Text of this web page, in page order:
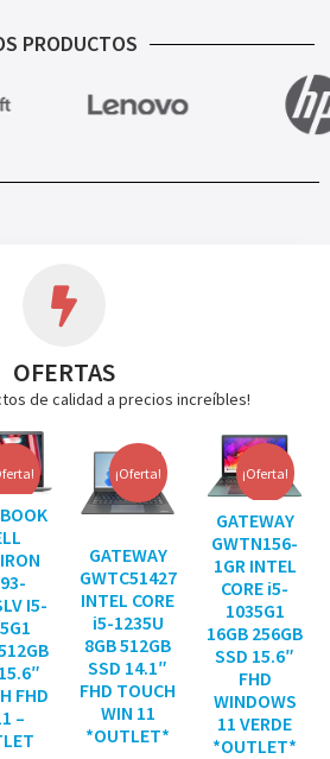
PRODUCTOS
OFERTAS
de calidad a precios increíbles!
I5-
FHD
–
¡Oferta!
GATEWAY
GWTC51427
INTEL CORE
i5-1235U
8GB 512GB
SSD 14.1″
FHD TOUCH
WIN 11
*OUTLET*
¡Oferta!
GATEWAY
GWTN156-
1GR INTEL
CORE i5-
1035G1
16GB 256GB
SSD 15.6″
FHD
WINDOWS
11 VERDE
*OUTLET*